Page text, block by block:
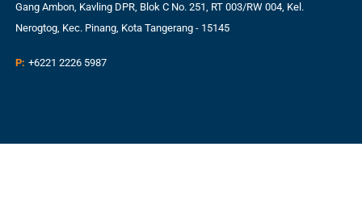
Gang Ambon, Kavling DPR, Blok C No. 251, RT 003/RW 004, Kel.
Nerogtog, Kec. Pinang, Kota Tangerang - 15145
P: +6221 2226 5987